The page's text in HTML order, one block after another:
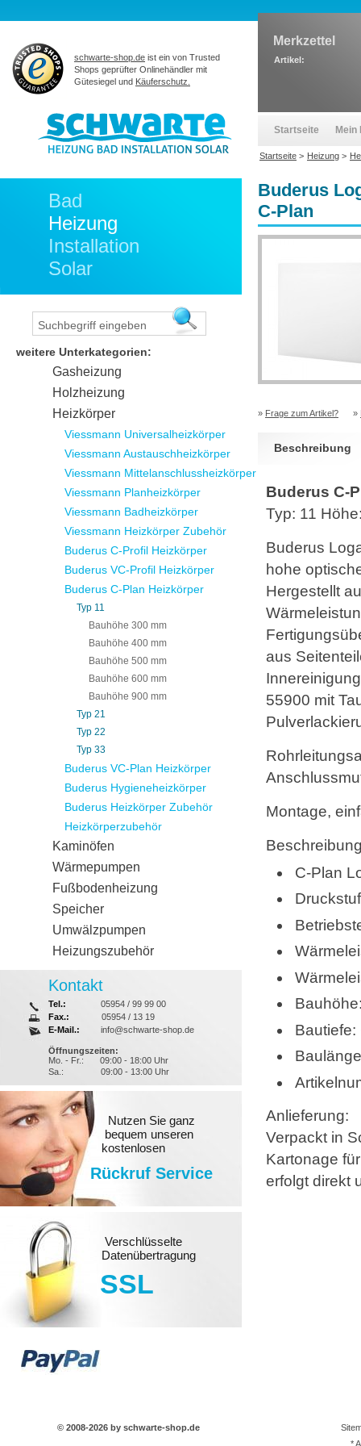
Buderus
C-Plan
» Frage zum Artikel? »
Beschreibung
Buderus C-
Typ: 11
Buderus
hohe
Hergestellt
aus
55900 mit
Montage,
C-Plan
Bautiefe:
Anlieferung:
Verpackt in
Kartonage
erfolgt direkt
Bad
Heizung
Installation
Solar
weitere Unterkategorien:
Gasheizung
Holzheizung
Heizkörper
Viessmann Universalheizkörper
Viessmann Austauschheizkörper
Viessmann Mittelanschlussheizkörper
Viessmann Planheizkörper
Viessmann Badheizkörper
Viessmann Heizkörper Zubehör
Buderus C-Profil Heizkörper
Buderus VC-Profil Heizkörper
Buderus C-Plan Heizkörper
Typ 11
Bauhöhe 300 mm
Bauhöhe 400 mm
Bauhöhe 500 mm
Bauhöhe 600 mm
Bauhöhe 900 mm
Typ 21
Typ 22
Typ 33
Buderus VC-Plan Heizkörper
Buderus Hygieneheizkörper
Buderus Heizkörper Zubehör
Heizkörperzubehör
Kaminöfen
Wärmepumpen
Fußbodenheizung
Speicher
Umwälzpumpen
Heizungszubehör
Kontakt
Tel.:
05954 / 99 99 00
Fax.:
05954 / 13 19
E-Mail.:
info@schwarte-shop.de
Öffnungszeiten:
Mo. - Fr.:
09:00 - 18:00 Uhr
Sa.:
09:00 - 13:00 Uhr
Nutzen Sie ganz
bequem unseren
kostenlosen
Rückruf Service
Verschlüsselte
Datenübertragung
SSL
schwarte-shop.de ist ein von Trusted
Shops geprüfter Onlinehändler mit
Gütesiegel und Käuferschutz.
Merkzettel
Artikel:
Startseite Mein
Startseite > Heizung >
© 2008-2026 by schwarte-shop.de
*